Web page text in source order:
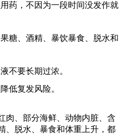
药，不因为一段时间没发作就
糖、酒精、暴饮暴食、脱水和
不要长期过浓。
低复发风险。
肉、部分海鲜、动物内脏、含
、脱水、暴食和体重上升，都